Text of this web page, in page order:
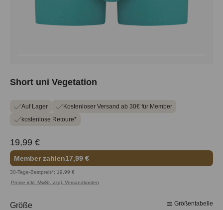
Short uni Vegetation
Auf Lager
Kostenloser Versand ab 30€ für Member
kostenlose Retoure*
19,99 €
Member zahlen17,99 €
30-Tage-Bestpreis*: 19,99 €
Preise inkl. MwSt. zzgl. Versandkosten
Größe Größentabelle